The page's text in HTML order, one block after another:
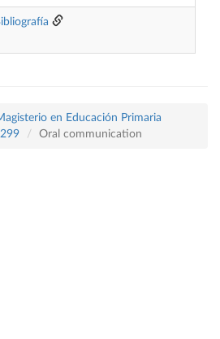
en Educación Primaria
Oral communication